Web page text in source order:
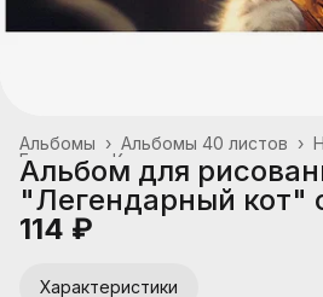
Альбомы 40 листов ›
Альбомы ›
Канцтовары, школьные
Главная
Альбом для
"Легендарный кот"
114 ₽
Характеристики